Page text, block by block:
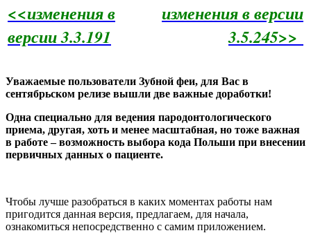
<<изменения в
версии 3.3.191
изменения в версии
3.5.245>>
Уважаемые пользователи Зубной феи, для Вас в
сентябрьском релизе вышли две важные доработки!
Одна специально для ведения пародонтологического
приема, другая, хоть и менее масштабная, но тоже важная
в работе – возможность выбора кода Польши при внесении
первичных данных о пациенте.
Чтобы лучше разобраться в каких моментах работы нам
пригодится данная версия, предлагаем, для начала,
ознакомиться непосредственно с самим приложением.